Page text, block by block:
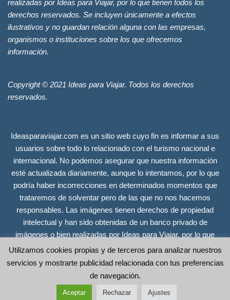
realizadas por Ideas para Viajar, por lo que tienen todos los
derechos reservados. Se incluyen únicamente a efectos
ilustrativos y no guardan relación alguna con las empresas,
organismos o instituciones sobre los que ofrecemos
información.
Copyright © 2021 Ideas para Viajar. Todos los derechos
reservados.
Ideasparaviajar.com es un sitio web cuyo fin es informar a sus
usuarios sobre todo lo relacionado con el turismo nacional e
internacional. No podemos asegurar que nuestra información
esté actualizada diariamente, aunque lo intentamos, por lo que
podría haber incorrecciones en determinados momentos que
trataremos de solventar pero de las que no nos hacemos
responsables. Las imágenes tienen derechos de propiedad
intelectual y han sido obtenidas de un banco privado de
imágenes o bien realizadas por Ideas para Viajar, por lo que
tienen todos los derechos reservados. Se incluyen únicamente
a efectos ilustrativos y no guardan relación alguna con las
empresas, organismos o instituciones sobre los que ofrecemos
información. Copyright © 2021 Ideas para Viajar. Todos los
derechos reservados.
Utilizamos cookies propias y de terceros para analizar nuestros
servicios y mostrarte publicidad relacionada con tus preferencias
de navegación.
Aceptar Rechazar Ajustes